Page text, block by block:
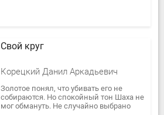
Свой круг
Корецкий Данил Аркадьевич
Золотое понял, что убивать его не
собираются. Но спокойный тон Шаха не
мог обмануть. Не случайно выбрано